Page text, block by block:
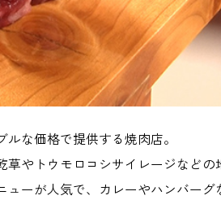
な価格で提供する焼肉店。
やトウモロコシサイレージなど
ーが人気で、カレーやハンバーグ